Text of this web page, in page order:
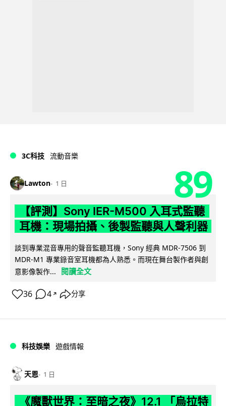
3C科技 流動音樂
Lawton 1 日 89
【評測】Sony IER-M500 入耳式監聽
耳機：現場拍攝、後製監聽與人聲利器
談到專業混音專用的聲音監聽耳機，Sony 經典 MDR-7506 到
MDR-M1 專業錄音室耳機都為人熟悉。而現在舞台製作者與創
意影像製作...
閱讀全文
36 4 ↗ 分享
科技娛樂 遊戲情報
天恩 1 日
《魔獸世界：至暗之夜》12.1 「烏拉特